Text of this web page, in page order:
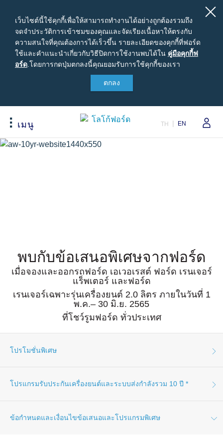
เว็บไซต์นี้ใช้คุกกี้เพื่อให้สามารถทำงานได้อย่างถูกต้องรวมถึง
จดจำประวัติการเข้าชมของคุณและจัดเรียงเนื้อหาให้ตรงกับ
ความสนใจที่คุณต้องการได้เร็วขึ้น รายละเอียดของคุกกี้ที่ฟอร์ด
ใช้และคำแนะนำเกี่ยวกับวิธีปิดการใช้งานพบได้ใน คู่มือ
คุ
คู่มือคุกกี้ฟ
อร์ด โดยการกดปุ่มตกลงนี้คุณยอมรับการใช้คุกกี้ของเรา
ตกลง
เมนู
Acessibility
TH EN
ปรับแต่งและเสนอราคา
เปรียบเทียบรุ่นรถ เรนเจอร์
Fleet
ติดต่อเรา
เจ้าของรถยนต์ฟอร์ด
นัดหมายออนไลน์เพื่อเข้ารับบริการ
เข้าสู่ระบบ
โปรแกรมบำรุงรักษาและ
คุ้มครอง
Ford Protect
โปรแกรมบำรุงรักษารถยนต์
โปรแกรมประกันภัย Ford Ensure
แพ็กเกจเช็กระยะ)
ข้อมูลองค์กร
พบกับข้อเสนอพิเศษจากฟอร์ด
เมื่อจองและออกรถฟอร์ด เอเวอเรสต์ ฟอร์ด เรนเจอร์
แร็พเตอร์ และฟอร์ด
เรนเจอร์เฉพาะรุ่นเครื่องยนต์ 2.0 ลิตร ภายในวันที่ 1
พ.ค.– 30 มิ.ย. 2565
ที่โชว์รูมฟอร์ด ทั่วประเทศ
โปรโมชั่นพิเศษ
ฟอร์ด เอเวอเรสต์
เครื่องยนต์และระบบส่งกำลังรวม 10ปีหรือ โปรแกรมเริ่มผ่อนปีหน้า
โปรแกรมรับประกันเครื่องยนต์และระบบส่งกำลังรวม 10 ปี *
ฟอร์ด ให้คุณสบายใจหลังการซื้อยาวไปสูงสุดถึง 10 ปี ด้วยโปรแกรม
ข้อกำหนดและเงื่อนไขข้อเสนอและโปรแกรมพิเศษ